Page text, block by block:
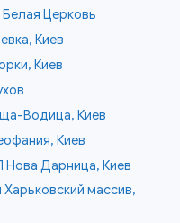
Церковь
Киев
Киев
Водица, Киев
Киев
Нова Дарница, Киев
массив,